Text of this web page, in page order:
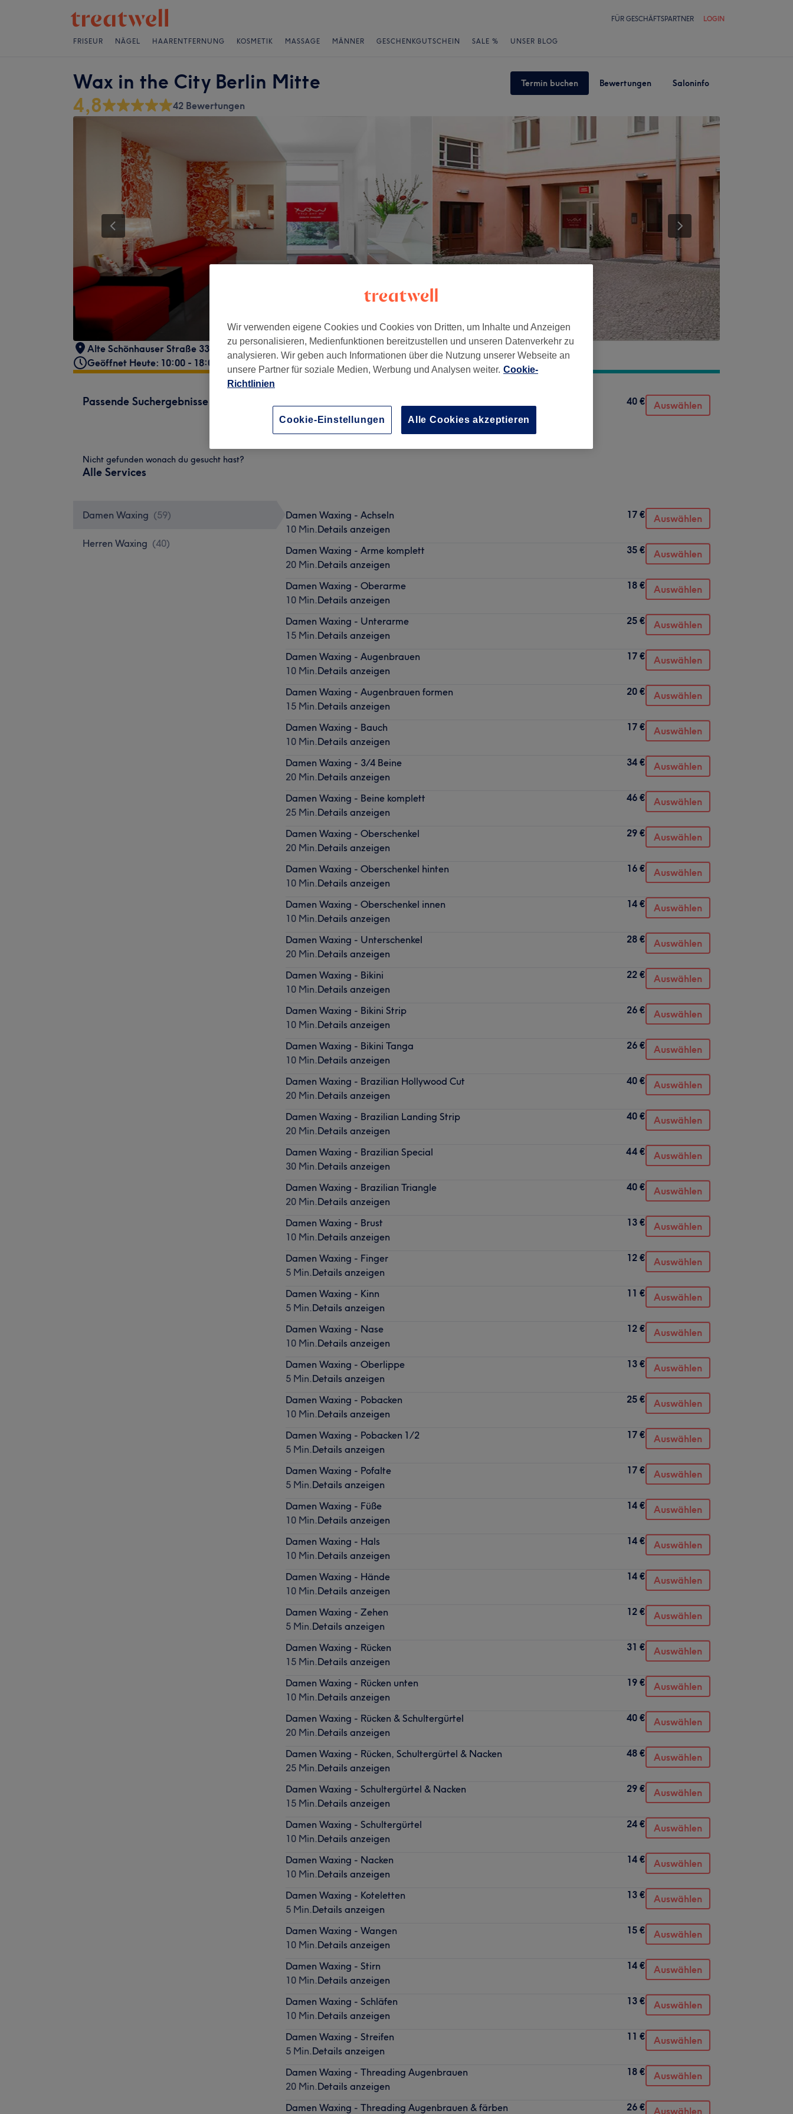
FÜR GESCHÄFTSPARTNER LOGIN
FRISEUR NÄGEL HAARENTFERNUNG KOSMETIK MASSAGE MÄNNER GESCHENKGUTSCHEIN SALE % UNSER BLOG
Wax in the City Berlin Mitte Termin buchen Bewertungen Saloninfo
4,8 42 Bewertungen
Alte Schönhauser Straße 33/34 , Mitte, Berlin, 10119
Geöffnet Heute: 10:00 - 18:00
Passende Suchergebnisse
20 Min.Details anzeigen
40 € Auswählen
Nicht gefunden wonach du gesucht hast?
Alle Services
Damen Waxing (59)
Herren Waxing (40)
Damen Waxing - Achseln
10 Min.Details anzeigen
17 € Auswählen
Damen Waxing - Arme komplett
20 Min.Details anzeigen
35 € Auswählen
Damen Waxing - Oberarme
10 Min.Details anzeigen
18 € Auswählen
Damen Waxing - Unterarme
15 Min.Details anzeigen
25 € Auswählen
Damen Waxing - Augenbrauen
10 Min.Details anzeigen
17 € Auswählen
Damen Waxing - Augenbrauen formen
15 Min.Details anzeigen
20 € Auswählen
Damen Waxing - Bauch
10 Min.Details anzeigen
17 € Auswählen
Damen Waxing - 3/4 Beine
20 Min.Details anzeigen
34 € Auswählen
Damen Waxing - Beine komplett
25 Min.Details anzeigen
46 € Auswählen
Damen Waxing - Oberschenkel
20 Min.Details anzeigen
29 € Auswählen
Damen Waxing - Oberschenkel hinten
10 Min.Details anzeigen
16 € Auswählen
Damen Waxing - Oberschenkel innen
10 Min.Details anzeigen
14 € Auswählen
Damen Waxing - Unterschenkel
20 Min.Details anzeigen
28 € Auswählen
Damen Waxing - Bikini
10 Min.Details anzeigen
22 € Auswählen
Damen Waxing - Bikini Strip
10 Min.Details anzeigen
26 € Auswählen
Damen Waxing - Bikini Tanga
10 Min.Details anzeigen
26 € Auswählen
Damen Waxing - Brazilian Hollywood Cut
20 Min.Details anzeigen
40 € Auswählen
Damen Waxing - Brazilian Landing Strip
20 Min.Details anzeigen
40 € Auswählen
Damen Waxing - Brazilian Special
30 Min.Details anzeigen
44 € Auswählen
Damen Waxing - Brazilian Triangle
20 Min.Details anzeigen
40 € Auswählen
Damen Waxing - Brust
10 Min.Details anzeigen
13 € Auswählen
Damen Waxing - Finger
5 Min.Details anzeigen
12 € Auswählen
Damen Waxing - Kinn
5 Min.Details anzeigen
11 € Auswählen
Damen Waxing - Nase
10 Min.Details anzeigen
12 € Auswählen
Damen Waxing - Oberlippe
5 Min.Details anzeigen
13 € Auswählen
Damen Waxing - Pobacken
10 Min.Details anzeigen
25 € Auswählen
Damen Waxing - Pobacken 1/2
5 Min.Details anzeigen
17 € Auswählen
Damen Waxing - Pofalte
5 Min.Details anzeigen
17 € Auswählen
Damen Waxing - Füße
10 Min.Details anzeigen
14 € Auswählen
Damen Waxing - Hals
10 Min.Details anzeigen
14 € Auswählen
Damen Waxing - Hände
10 Min.Details anzeigen
14 € Auswählen
Damen Waxing - Zehen
5 Min.Details anzeigen
12 € Auswählen
Damen Waxing - Rücken
15 Min.Details anzeigen
31 € Auswählen
Damen Waxing - Rücken unten
10 Min.Details anzeigen
19 € Auswählen
Damen Waxing - Rücken & Schultergürtel
20 Min.Details anzeigen
40 € Auswählen
Damen Waxing - Rücken, Schultergürtel & Nacken
25 Min.Details anzeigen
48 € Auswählen
Damen Waxing - Schultergürtel & Nacken
15 Min.Details anzeigen
29 € Auswählen
Damen Waxing - Schultergürtel
10 Min.Details anzeigen
24 € Auswählen
Damen Waxing - Nacken
10 Min.Details anzeigen
14 € Auswählen
Damen Waxing - Koteletten
5 Min.Details anzeigen
13 € Auswählen
Damen Waxing - Wangen
10 Min.Details anzeigen
15 € Auswählen
Damen Waxing - Stirn
10 Min.Details anzeigen
14 € Auswählen
Damen Waxing - Schläfen
10 Min.Details anzeigen
13 € Auswählen
Damen Waxing - Streifen
5 Min.Details anzeigen
11 € Auswählen
Damen Waxing - Threading Augenbrauen
20 Min.Details anzeigen
18 € Auswählen
Damen Waxing - Threading Augenbrauen & färben 26 € Auswählen
Wir verwenden eigene Cookies und Cookies von Dritten, um Inhalte und Anzeigen
zu personalisieren, Medienfunktionen bereitzustellen und unseren Datenverkehr zu
analysieren. Wir geben auch Informationen über die Nutzung unserer Webseite an
unsere Partner für soziale Medien, Werbung und Analysen weiter. Cookie-
Richtlinien
Cookie-Einstellungen Alle Cookies akzeptieren